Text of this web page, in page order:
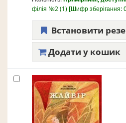
філія №2(1) Шифр зберігання:
Встановити
Додати у кошик